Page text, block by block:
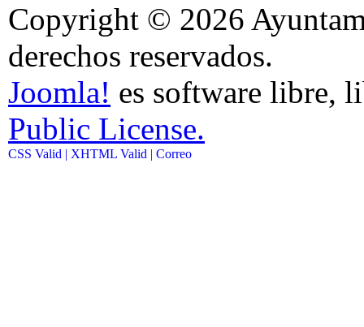
Copyright © 2026
derechos reservados.
Joomla! es software libre,
Public License.
CSS Valid | XHTML Valid | Correo